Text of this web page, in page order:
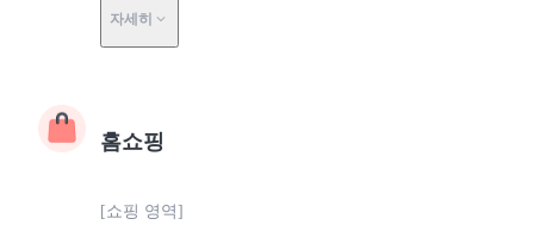
자세히
홈쇼핑
[쇼핑 영역]